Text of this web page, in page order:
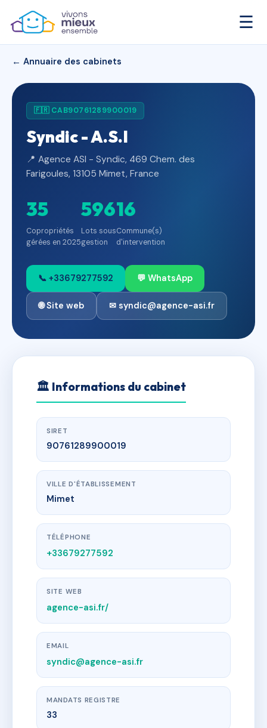
☰
← Annuaire des cabinets
🇫🇷 CAB90761289900019
Syndic - A.S.I
📍 Agence ASI - Syndic, 469 Chem. des
Farigoules, 13105 Mimet, France
35
Copropriétés
gérées en 2025
596
Lots sous
gestion
16
Commune(s)
d'intervention
📞 +33679277592 💬 WhatsApp
🌐 Site web ✉ syndic@agence-asi.fr
🏛 Informations du cabinet
SIRET
90761289900019
VILLE D'ÉTABLISSEMENT
Mimet
TÉLÉPHONE
+33679277592
SITE WEB
agence-asi.fr/
EMAIL
syndic@agence-asi.fr
MANDATS REGISTRE
33